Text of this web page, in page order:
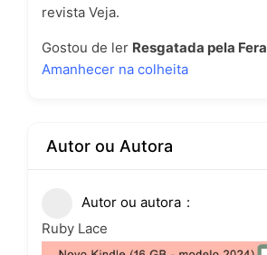
revista Veja.
Gostou de ler Resgatada pela Fera
Amanhecer na colheita
Autor ou Autora
Autor ou autora
Ruby Lace